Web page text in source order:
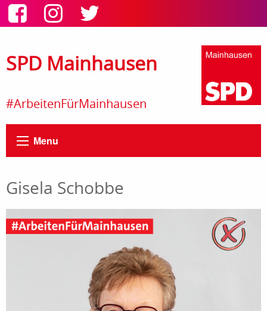
SPD Mainhausen
#ArbeitenFürMainhausen
Menu
Gisela Schobbe